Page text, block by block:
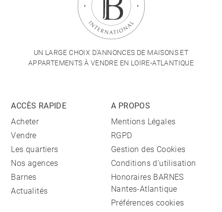
UN LARGE CHOIX D'ANNONCES DE MAISONS ET
APPARTEMENTS À VENDRE EN LOIRE-ATLANTIQUE
ACCÈS RAPIDE
Acheter
Vendre
Les quartiers
Nos agences
Barnes
Actualités
A PROPOS
Mentions Légales
RGPD
Gestion des Cookies
Conditions d'utilisation
Honoraires BARNES
Nantes-Atlantique
Préférences cookies